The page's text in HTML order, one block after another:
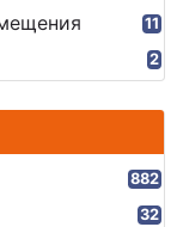
11
2
882
32